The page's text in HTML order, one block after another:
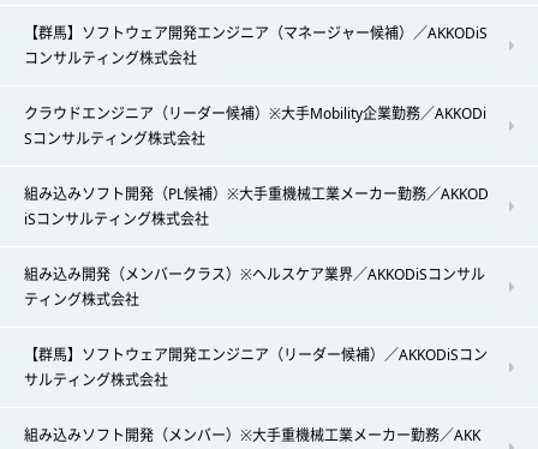
【群馬】ソフトウェア開発エンジニア（マネージャー候補）／AKKODiS
コンサルティング株式会社
クラウドエンジニア（リーダー候補）※大手Mobility企業勤務／AKKODi
Sコンサルティング株式会社
組み込みソフト開発（PL候補）※大手重機械工業メーカー勤務／AKKOD
iSコンサルティング株式会社
組み込み開発（メンバークラス）※ヘルスケア業界／AKKODiSコンサル
ティング株式会社
【群馬】ソフトウェア開発エンジニア（リーダー候補）／AKKODiSコン
サルティング株式会社
組み込みソフト開発（メンバー）※大手重機械工業メーカー勤務／AKK